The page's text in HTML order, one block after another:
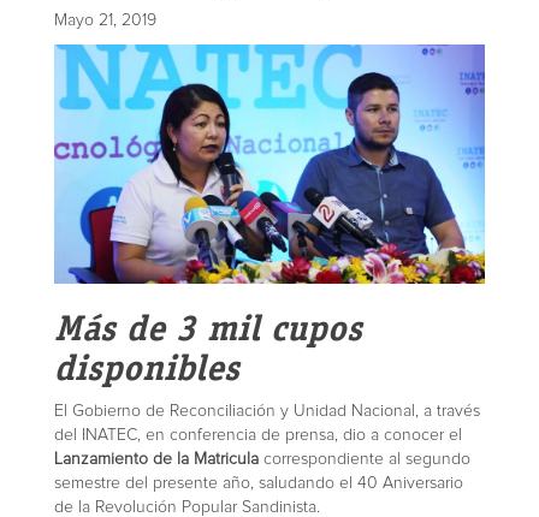
Mayo 21, 2019
Más de 3 mil cupos
disponibles
El Gobierno de Reconciliación y Unidad Nacional, a través
del INATEC, en conferencia de prensa, dio a conocer el
Lanzamiento de la Matricula correspondiente al segundo
semestre del presente año, saludando el 40 Aniversario
de la Revolución Popular Sandinista.